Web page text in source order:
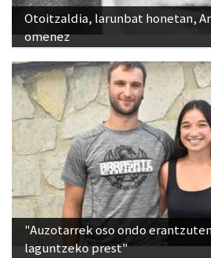
Otoitzaldia, larunbat honetan,
omenez
"Auzotarrek oso ondo
laguntzeko prest"